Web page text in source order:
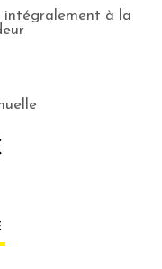
intégralement à la